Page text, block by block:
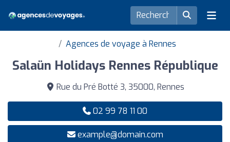
Agences de voyage à Rennes
Salaün Holidays Rennes République
Rue du Pré Botté 3, 35000, Rennes
02 99 78 11 00
example@domain.com